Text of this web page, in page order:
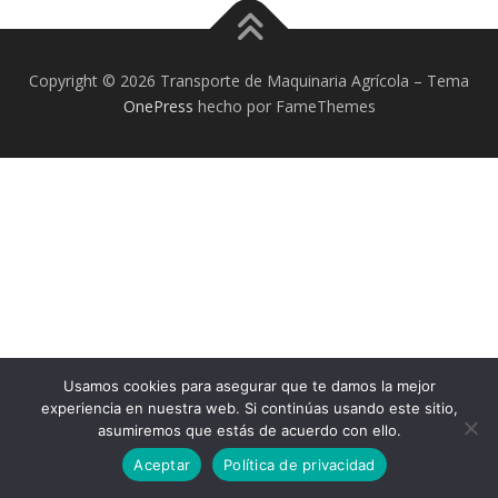
Copyright © 2026 Transporte de Maquinaria Agrícola – Tema
OnePress hecho por FameThemes
Usamos cookies para asegurar que te damos la mejor
experiencia en nuestra web. Si continúas usando este sitio,
asumiremos que estás de acuerdo con ello.
Aceptar
Política de privacidad